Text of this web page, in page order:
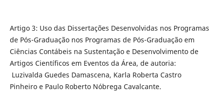
Artigo 3: Uso das Dissertações Desenvolvidas nos Programas
de Pós-Graduação nos Programas de Pós-Graduação em
Ciências Contábeis na Sustentação e Desenvolvimento de
Artigos Científicos em Eventos da Área, de autoria:
Luzivalda Guedes Damascena, Karla Roberta Castro
Pinheiro e Paulo Roberto Nóbrega Cavalcante.